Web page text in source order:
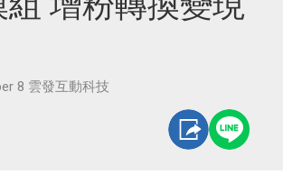
8 雲發互動科技